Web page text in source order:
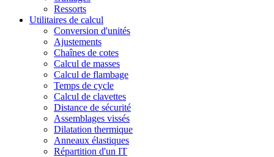
Ressorts
Utilitaires de calcul
Conversion d'unités
Ajustements
Chaînes de cotes
Calcul de masses
Calcul de flambage
Temps de cycle
Calcul de clavettes
Distance de sécurité
Assemblages vissés
Dilatation thermique
Anneaux élastiques
Répartition d'un IT